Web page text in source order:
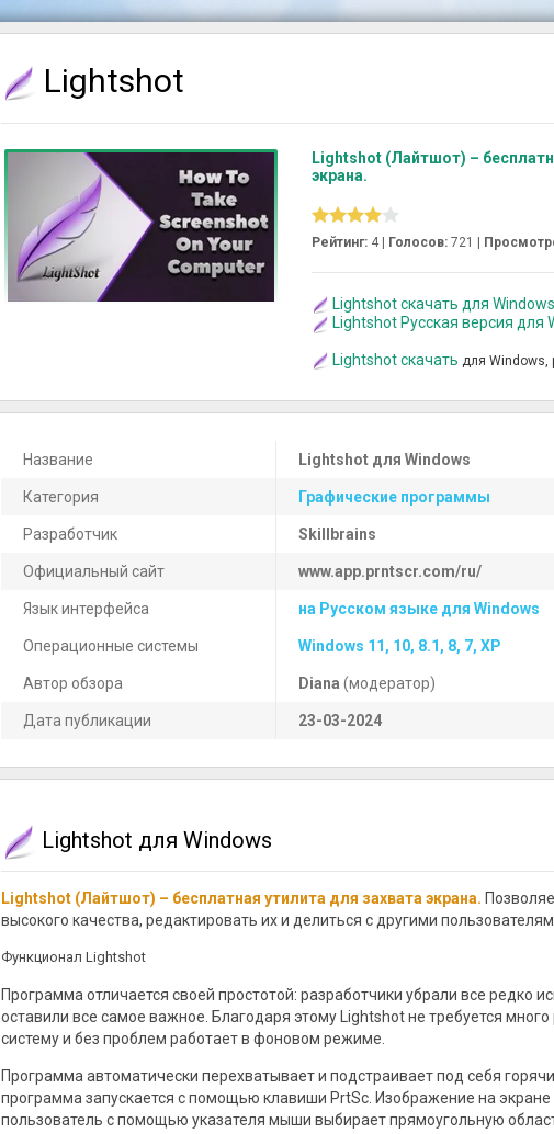
Lightshot
Lightshot (Лайтшот) –
экрана.
Рейтинг: 4 | Голосов: 721
Lightshot скачать для
Lightshot Русская версия для
Lightshot скачать для Windows,
Название Lightshot для Windows
Категория Графические программы
Разработчик Skillbrains
Официальный сайт www.app.prntscr.com/ru/
Язык интерфейса на Русском языке для Windows
Операционные системы Windows 11, 10, 8.1, 8, 7, XP
Автор обзора Diana (модератор)
Дата публикации 23-03-2024
Lightshot для Windows
Lightshot (Лайтшот) – бесплатная утилита для захвата экрана.
высокого качества, редактировать их и делиться с другими
Функционал Lightshot
Программа отличается своей простотой: разработчики убрали все редко
оставили все самое важное. Благодаря этому Lightshot не требуется
систему и без проблем работает в фоновом режиме.
Программа автоматически перехватывает и подстраивает под себя
программа запускается с помощью клавиши PrtSc. Изображение на экране
пользователь с помощью указателя мыши выбирает прямоугольную